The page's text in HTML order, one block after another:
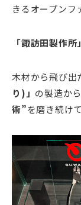
きるオープンフ
「諏訪田製作所」
木材から飛び出
り)」 の製造か
術”を磨き続け